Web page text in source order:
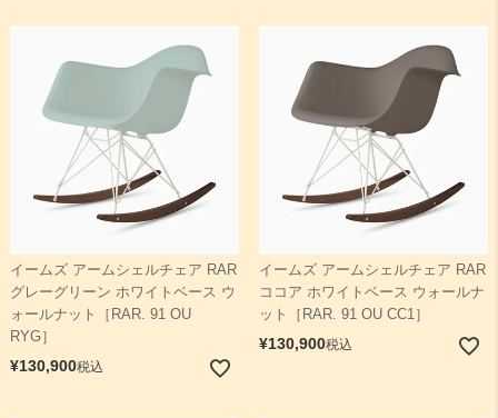
イームズ アームシェルチェア RAR
グレーグリーン ホワイトベース ウ
ォールナット［RAR. 91 OU
RYG］
¥130,900税込
イームズ アームシェルチェア RAR
ココア ホワイトベース ウォールナ
ット［RAR. 91 OU CC1］
¥130,900税込